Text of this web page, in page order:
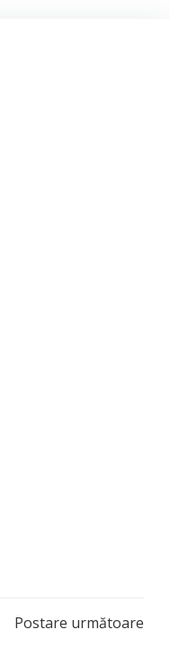
Postare următoare